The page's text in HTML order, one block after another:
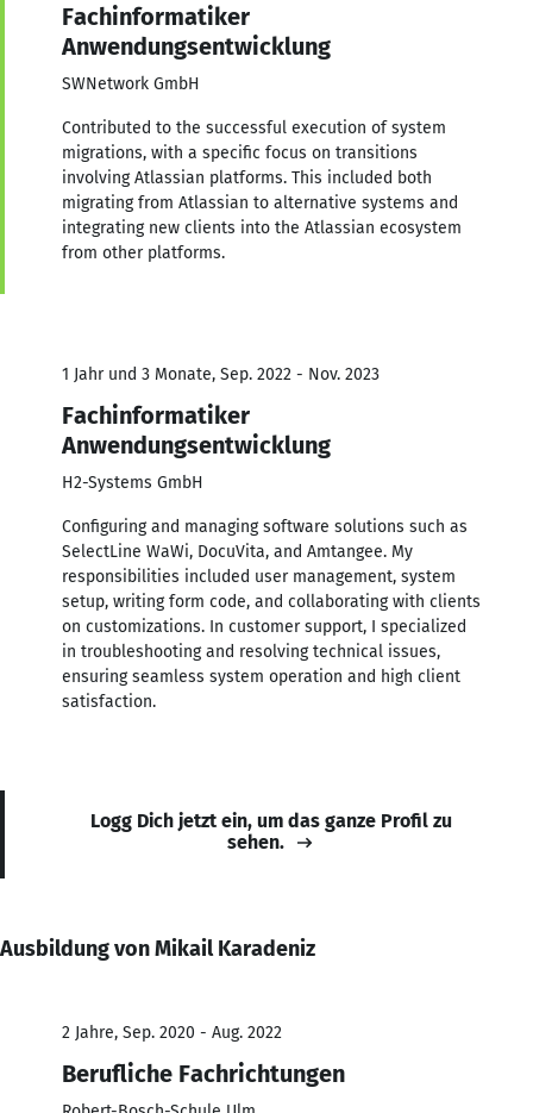
Fachinformatiker
Anwendungsentwicklung
SWNetwork GmbH
Contributed to the successful execution of system
migrations, with a specific focus on transitions
involving Atlassian platforms. This included both
migrating from Atlassian to alternative systems and
integrating new clients into the Atlassian ecosystem
from other platforms.
1 Jahr und 3 Monate, Sep. 2022 - Nov. 2023
Fachinformatiker
Anwendungsentwicklung
H2-Systems GmbH
Configuring and managing software solutions such as
SelectLine WaWi, DocuVita, and Amtangee. My
responsibilities included user management, system
setup, writing form code, and collaborating with clients
on customizations. In customer support, I specialized
in troubleshooting and resolving technical issues,
ensuring seamless system operation and high client
satisfaction.
Logg Dich jetzt ein, um das ganze Profil zu
sehen.
Ausbildung von Mikail Karadeniz
2 Jahre, Sep. 2020 - Aug. 2022
Berufliche Fachrichtungen